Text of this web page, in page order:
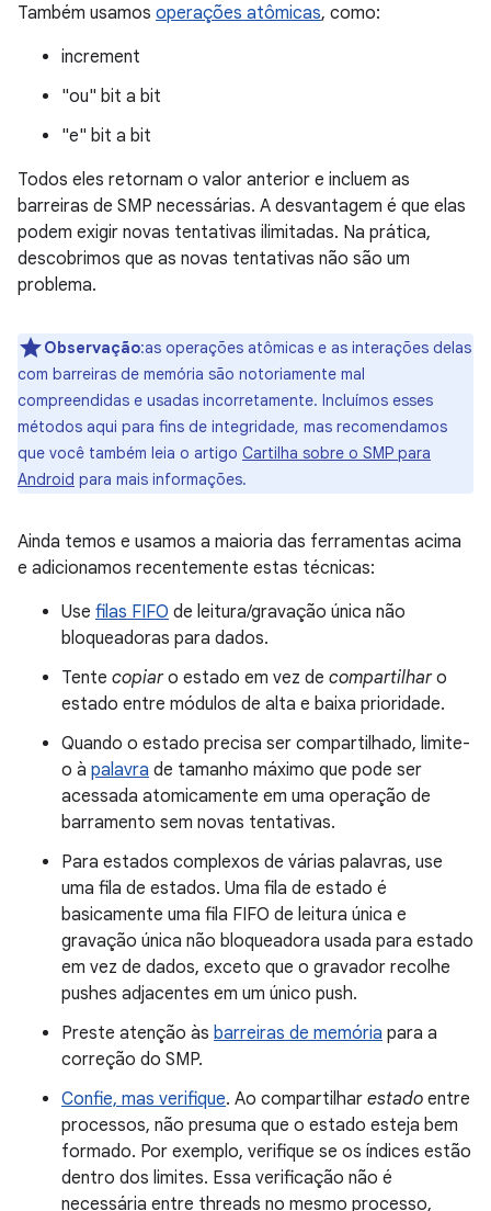
Também usamos operações atômicas, como:
increment
"ou" bit a bit
"e" bit a bit
Todos eles retornam o valor anterior e incluem as
barreiras de SMP necessárias. A desvantagem é que elas
podem exigir novas tentativas ilimitadas. Na prática,
descobrimos que as novas tentativas não são um
problema.
Observação:as operações atômicas e as interações delas
com barreiras de memória são notoriamente mal
compreendidas e usadas incorretamente. Incluímos esses
métodos aqui para fins de integridade, mas recomendamos
que você também leia o artigo Cartilha sobre o SMP para
Android para mais informações.
Ainda temos e usamos a maioria das ferramentas acima
e adicionamos recentemente estas técnicas:
Use filas FIFO de leitura/gravação única não
bloqueadoras para dados.
Tente copiaro estado em vez de compartilharo
estado entre módulos de alta e baixa prioridade.
Quando o estado precisa ser compartilhado, limite-
o à palavra de tamanho máximo que pode ser
acessada atomicamente em uma operação de
barramento sem novas tentativas.
Para estados complexos de várias palavras, use
uma fila de estados. Uma fila de estado é
basicamente uma fila FIFO de leitura única e
gravação única não bloqueadora usada para estado
em vez de dados, exceto que o gravador recolhe
pushes adjacentes em um único push.
Preste atenção às barreiras de memória para a
correção do SMP.
Confie, mas verifique. Ao compartilhar estado entre
processos, não presuma que o estado esteja bem
formado. Por exemplo, verifique se os índices estão
dentro dos limites. Essa verificação não é
necessária entre threads no mesmo processo,